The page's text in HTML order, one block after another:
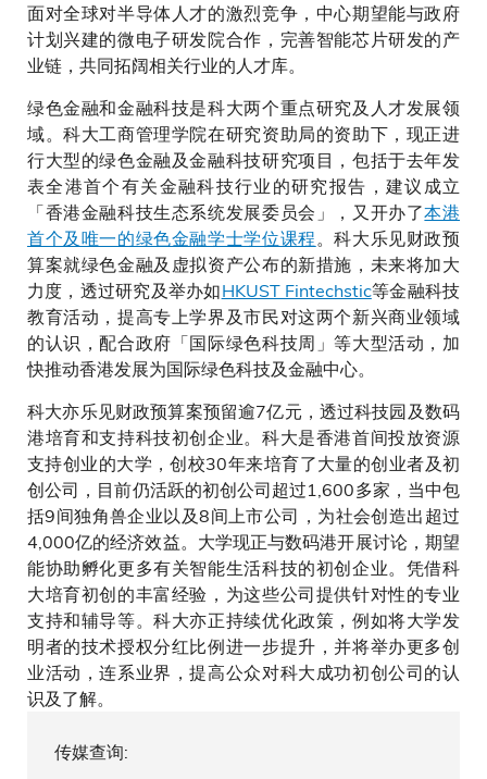
面对全球对半导体人才的激烈竞争，中心期望能与政府
计划兴建的微电子研发院合作，完善智能芯片研发的产
业链，共同拓阔相关行业的人才库。
绿色金融和金融科技是科大两个重点研究及人才发展领
域。科大工商管理学院在研究资助局的资助下，现正进
行大型的绿色金融及金融科技研究项目，包括于去年发
表全港首个有关金融科技行业的研究报告，建议成立
「香港金融科技生态系统发展委员会」，又开办了本港
首个及唯一的绿色金融学士学位课程。科大乐见财政预
算案就绿色金融及虚拟资产公布的新措施，未来将加大
力度，透过研究及举办如HKUST Fintechstic等金融科技
教育活动，提高专上学界及市民对这两个新兴商业领域
的认识，配合政府「国际绿色科技周」等大型活动，加
快推动香港发展为国际绿色科技及金融中心。
科大亦乐见财政预算案预留逾7亿元，透过科技园及数码
港培育和支持科技初创企业。科大是香港首间投放资源
支持创业的大学，创校30年来培育了大量的创业者及初
创公司，目前仍活跃的初创公司超过1,600多家，当中包
括9间独角兽企业以及8间上市公司，为社会创造出超过
4,000亿的经济效益。大学现正与数码港开展讨论，期望
能协助孵化更多有关智能生活科技的初创企业。凭借科
大培育初创的丰富经验，为这些公司提供针对性的专业
支持和辅导等。科大亦正持续优化政策，例如将大学发
明者的技术授权分红比例进一步提升，并将举办更多创
业活动，连系业界，提高公众对科大成功初创公司的认
识及了解。
传媒查询: